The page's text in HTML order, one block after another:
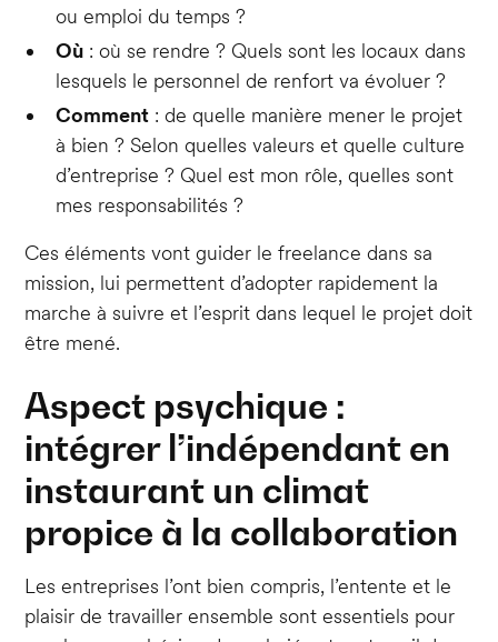
ou emploi du temps ?
Où : où se rendre ? Quels sont les locaux dans
lesquels le personnel de renfort va évoluer ?
Comment : de quelle manière mener le projet
à bien ? Selon quelles valeurs et quelle culture
d’entreprise ? Quel est mon rôle, quelles sont
mes responsabilités ?
Ces éléments vont guider le freelance dans sa
mission, lui permettent d’adopter rapidement la
marche à suivre et l’esprit dans lequel le projet doit
être mené.
Aspect psychique :
intégrer l’indépendant en
instaurant un climat
propice à la collaboration
Les entreprises l’ont bien compris, l’entente et le
plaisir de travailler ensemble sont essentiels pour